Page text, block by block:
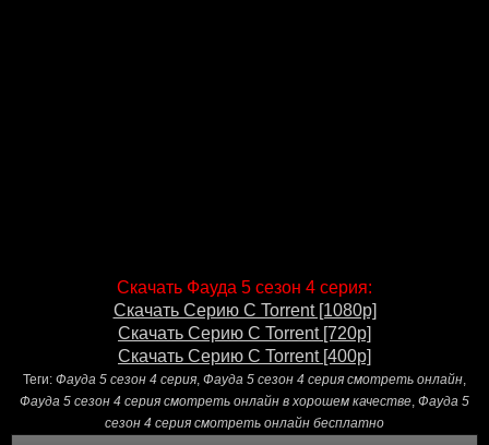
Скачать Фауда 5 сезон 4 серия:
Скачать Серию С Torrent [1080p]
Скачать Серию С Torrent [720p]
Скачать Серию С Torrent [400p]
Теги: Фауда 5 сезон 4 серия, Фауда 5 сезон 4 серия смотреть онлайн,
Фауда 5 сезон 4 серия смотреть онлайн в хорошем качестве, Фауда 5
сезон 4 серия смотреть онлайн бесплатно